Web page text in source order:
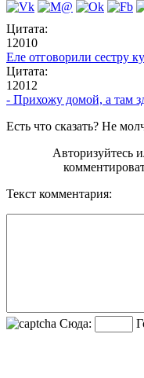
Цитата:
12010
Еле отговорили сестру
Цитата:
12012
- Прихожу домой, а там
Есть что сказать? Не
Авторизуйтесь
Текст комментария:
Сюда: